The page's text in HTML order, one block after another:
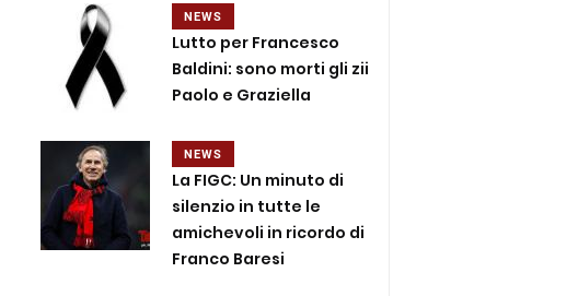
NEWS
Lutto per Francesco
Baldini: sono morti gli zii
Paolo e Graziella
NEWS
La FIGC: Un minuto di
silenzio in tutte le
amichevoli in ricordo di
Franco Baresi